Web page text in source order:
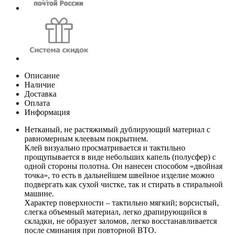
Описание
Наличие
Доставка
Оплата
Информация
Нетканый, не растяжимый дублирующий материал с
равномерным клеевым покрытием.
Клей визуально просматривается и тактильно
прощупывается в виде небольших капель (полусфер) с
одной стороны полотна. Он нанесен способом «двойная
точка», то есть в дальнейшем швейное изделие можно
подвергать как сухой чистке, так и стирать в стиральной
машине.
Характер поверхности – тактильно мягкий; ворсистый,
слегка объемный материал, легко драпирующийся в
складки, не образует заломов, легко восстанавливается
после сминания при повторной ВТО.